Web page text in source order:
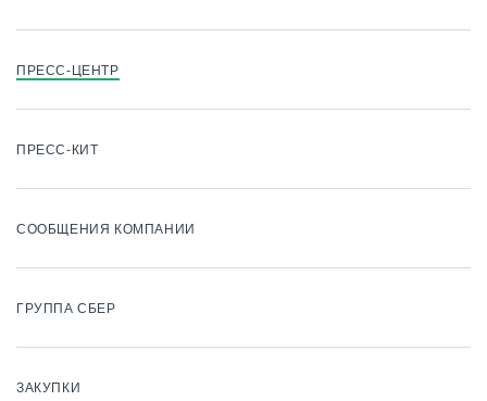
ПРЕСС-ЦЕНТР
ПРЕСС-КИТ
СООБЩЕНИЯ КОМПАНИИ
ГРУППА СБЕР
ЗАКУПКИ